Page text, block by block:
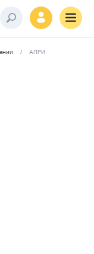
АПРИ